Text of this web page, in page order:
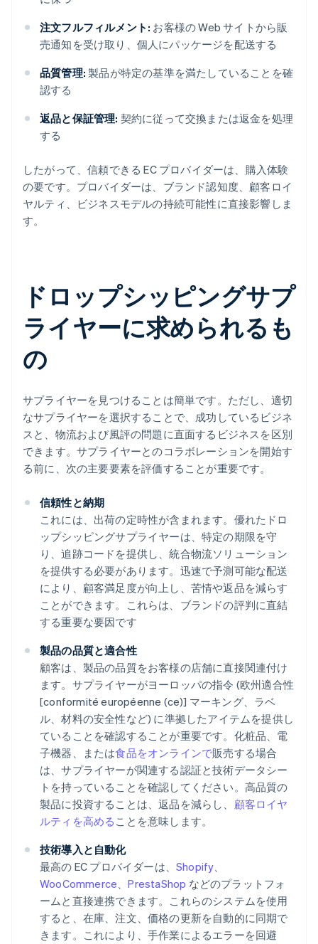
注文フルフィルメント: お客様の Web サイトから販
売通知を受け取り、個人にパッケージを配送する
品質管理: 製品が特定の基準を満たしていることを確
認する
返品と保証管理: 契約に従って交換または返金を処理
する
したがって、信頼できる EC プロバイダーは、購入体験
の要です。プロバイダーは、ブランド認知度、顧客ロイ
ヤルティ、ビジネスモデルの持続可能性に直接影響しま
す。
ドロップシッピングサプ
ライヤーに求められるも
の
サプライヤーを見つけることは簡単です。ただし、適切
なサプライヤーを選択することで、成功しているビジネ
スと、物流および風評の問題に直面するビジネスを区別
できます。サプライヤーとのコラボレーションを開始す
る前に、次の主要要素を評価することが重要です。
信頼性と納期
これには、出荷の定時性が含まれます。優れたドロ
ップシッピングサプライヤーは、特定の期限を守
り、追跡コードを提供し、統合物流ソリューション
を提供する必要があります。迅速で予測可能な配送
により、顧客満足度が向上し、苦情や返品を減らす
ことができます。これらは、ブランドの評判に直結
する重要な要因です
製品の品質と適合性
顧客は、製品の品質をお客様の店舗に直接関連付け
ます。サプライヤーがヨーロッパの指令 (欧州適合性
[conformité européenne (ce)] マーキング、ラベ
ル、材料の安全性など) に準拠したアイテムを提供し
ていることを確認することが重要です。化粧品、電
子機器、または食品をオンラインで販売する場合
は、サプライヤーが関連する認証と技術データシー
トを持っていることを確認してください。高品質の
製品に投資することは、返品を減らし、 顧客ロイヤ
ルティを高める ことを意味します。
技術導入と自動化
最高の EC プロバイダーは、 Shopify、
WooCommerce、PrestaShop などのプラットフォ
ームと直接連携できます。これらのシステムを使用
すると、在庫、注文、価格の更新を自動的に同期で
きます。これにより、手作業によるエラーを回避